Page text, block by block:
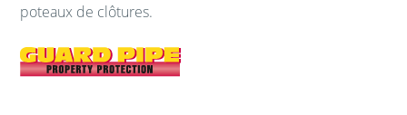
poteaux de clôtures.